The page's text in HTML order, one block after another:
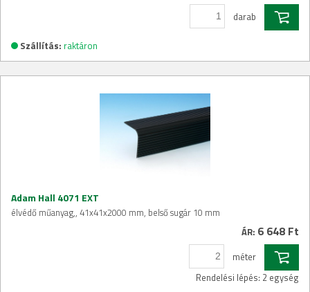
darab
Szállítás: raktáron
Adam Hall 4071 EXT
élvédő műanyag,, 41x41x2000 mm, belső sugár 10 mm
ÁR: 6 648 Ft
méter
Rendelési lépés: 2 egység